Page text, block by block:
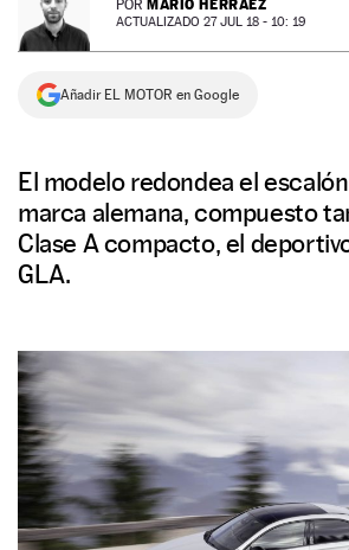
NEWSLETTER
SÍGUENOS
POR MARIO HERRÁEZ
ACTUALIZADO 27 JUL 18 - 10: 19
Añadir EL MOTOR en Google
El modelo redondea el
marca alemana, compuesto
Clase A compacto, el
GLA.